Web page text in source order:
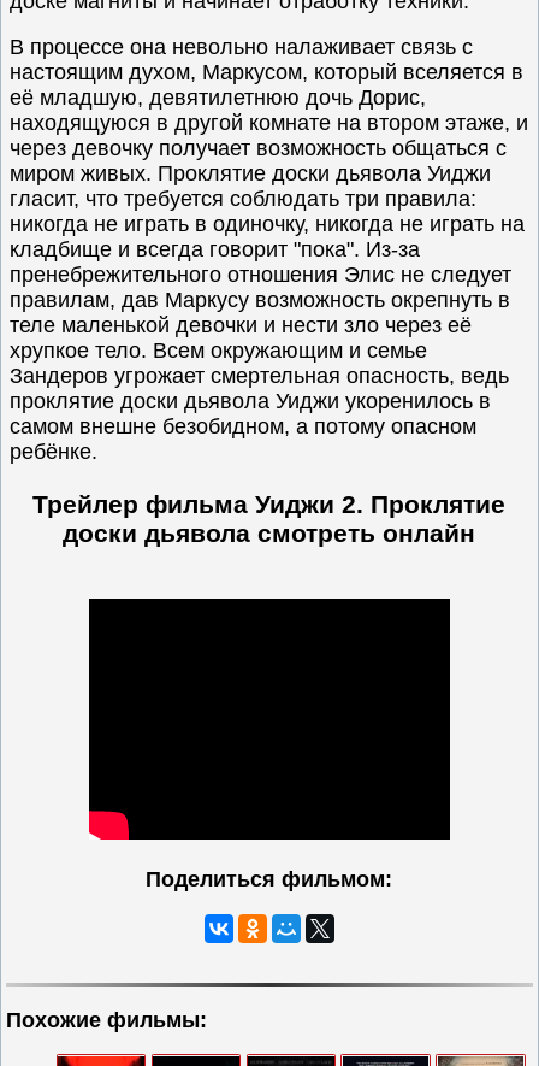
В процессе она невольно налаживает связь с
настоящим духом, Маркусом, который вселяется в
её младшую, девятилетнюю дочь Дорис,
находящуюся в другой комнате на втором этаже, и
через девочку получает возможность общаться с
миром живых. Проклятие доски дьявола Уиджи
гласит, что требуется соблюдать три правила:
никогда не играть в одиночку, никогда не играть на
кладбище и всегда говорит "пока". Из-за
пренебрежительного отношения Элис не следует
правилам, дав Маркусу возможность окрепнуть в
теле маленькой девочки и нести зло через её
хрупкое тело. Всем окружающим и семье
Зандеров угрожает смертельная опасность, ведь
проклятие доски дьявола Уиджи укоренилось в
самом внешне безобидном, а потому опасном
ребёнке.
Трейлер фильма Уиджи 2. Проклятие
доски дьявола смотреть онлайн
Поделиться фильмом:
Похожие фильмы: